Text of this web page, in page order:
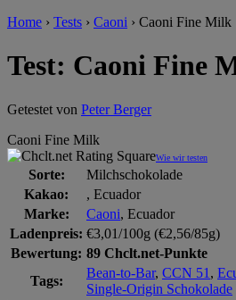
Home › Tests › Caoni › Caoni Fine Milk
Test: Caoni Fine
Getestet von Peter Berger
Caoni Fine Milk
Wie wir testen
Sorte:
Milchschokolade
Kakao:
, Ecuador
Marke:
Caoni, Ecuador
Ladenpreis: €3,01/100g (€2,56/85g)
Bewertung: 89 Chclt.net-Punkte
Tags:
Bean-to-Bar, CCN 51 ,
Single-Origin Schokolade